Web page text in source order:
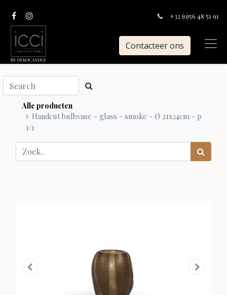
+32 (0)56 48 51 91
Contacteer ons
Alle producten
Handcut bulbvase - glass - smoke - Ø 21x24cm - p
1/1